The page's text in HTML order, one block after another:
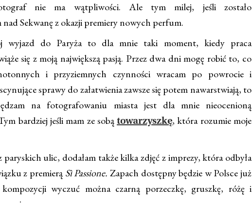
nie ma wątpliwości. Ale tym milej, jeśli zostało
nad Sekwanę z okazji premiery nowych perfum.
do Paryża to dla mnie taki moment, kiedy praca
się z moją największą pasją. Przez dwa dni mogę robić to, co
i przyziemnych czynności wracam po powrocie i
sprawy do załatwienia zawsze się potem nawarstwiają, to
na fotografowaniu miasta jest dla mnie nieocenioną
bardziej jeśli mam ze sobątowarzyszkę, która rozumie moje
paryskich ulic, dodałam także kilka zdjęć z imprezy, która odbyła
z premierą Sì Passione. Zapach dostępny będzie w Polsce już
wyczuć można czarną porzeczkę, gruszkę, różę i